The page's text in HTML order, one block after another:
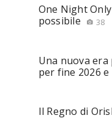
One Night
possibile
38
Una nuova
per fine 2026 e
Il Regno di